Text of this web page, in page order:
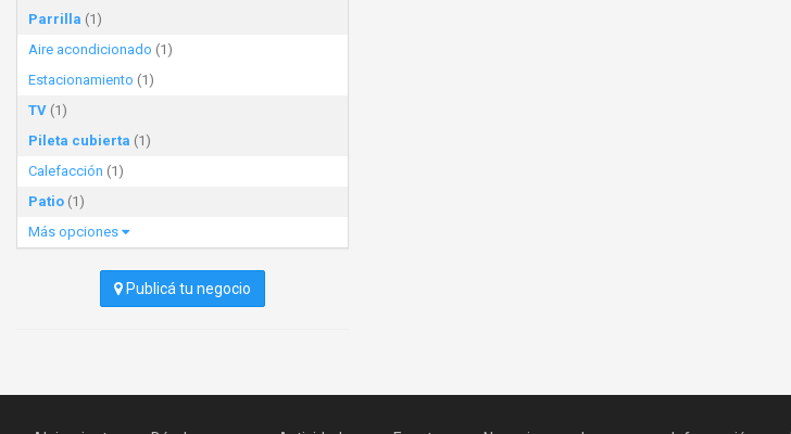
Parrilla (1)
Aire acondicionado (1)
Estacionamiento (1)
TV (1)
Pileta cubierta (1)
Calefacción (1)
Patio (1)
Más opciones
Publicá tu negocio